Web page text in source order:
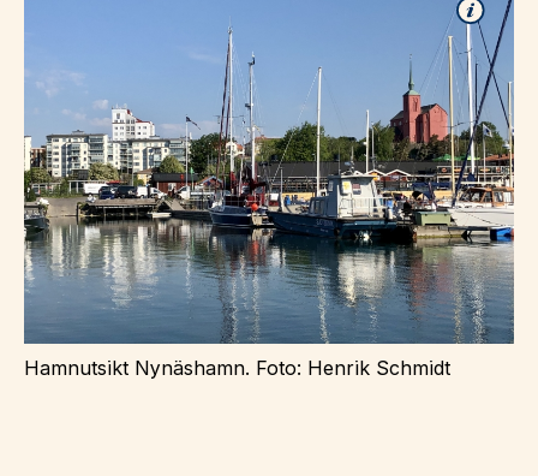
Hamnutsikt Nynäshamn. Foto: Henrik Schmidt